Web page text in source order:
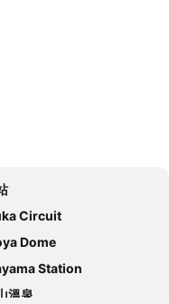
Circuit
Dome
Station
溫泉